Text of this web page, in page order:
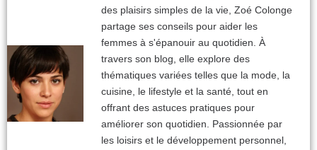
des plaisirs simples de la vie, Zoé Colonge
partage ses conseils pour aider les
femmes à s'épanouir au quotidien. À
travers son blog, elle explore des
thématiques variées telles que la mode, la
cuisine, le lifestyle et la santé, tout en
offrant des astuces pratiques pour
améliorer son quotidien. Passionnée par
les loisirs et le développement personnel,